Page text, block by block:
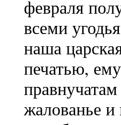
февраля
всеми
наша
печатью,
жалованье и